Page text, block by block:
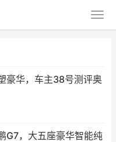
豪华，车主38号测评奥
G7，大五座豪华智能纯